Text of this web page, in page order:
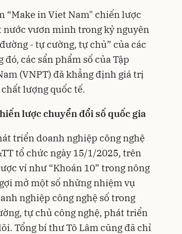
“Make in Viet Nam" chiến lược
nước vươn mình trong kỷ nguyên
- tự cường, tự chủ” của các
các sẩn phẩm số của Tập
(VNPT) đã khẳng định giá trị
lượng quốc tế.
lược chuyển đổi số quốc gia
triển doanh nghiệp công nghệ
tổ chức ngày 15/1/2025, trên
ví như “Khoán 10” trong nông
mở một số những nhiệm vụ
nghiệp công nghệ số trong
tự chủ công nghệ, phát triển
Tổng bí thư Tô Lâm cũng đã chỉ